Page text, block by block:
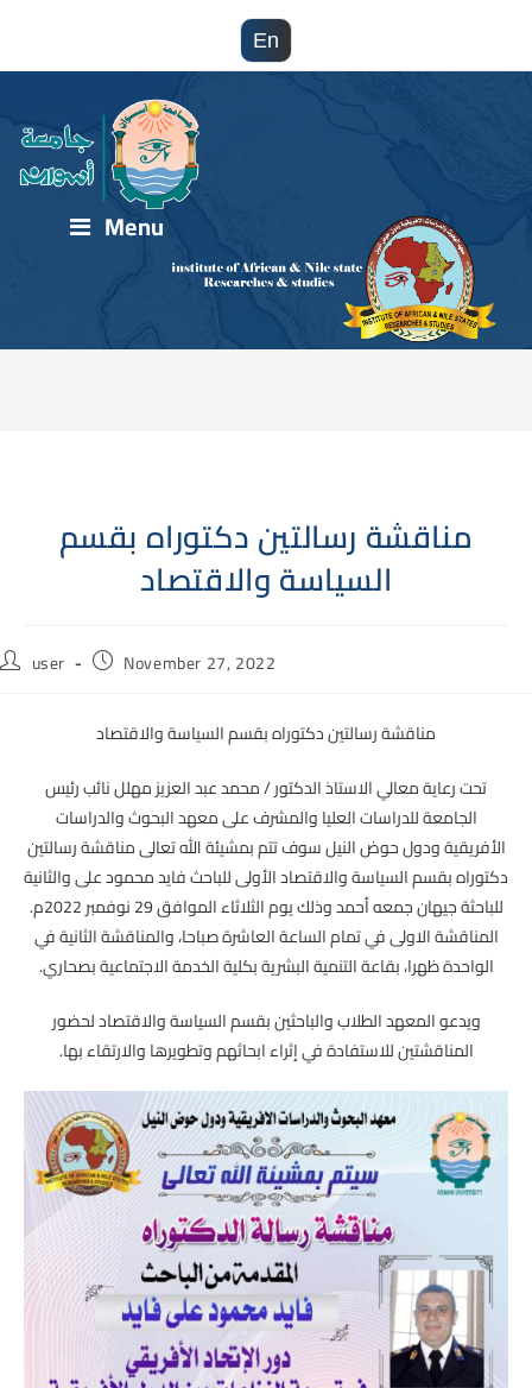
En
Menu
مناقشة رسالتين دكتوراه بقسم
السياسة والاقتصاد
Postuser PostNovember 27, 2022
مناقشة رسالتين دكتوراه بقسم السياسة والاقتصاد
تحت رعاية معالي الاستاذ الدكتور / محمد عبد العزيز مهلل نائب رئيس
الجامعة للدراسات العليا والمشرف على معهد البحوث والدراسات
الأفريقية ودول حوض النيل سوف تتم بمشيئة الله تعالى مناقشة رسالتين
دكتوراه بقسم السياسة والاقتصاد الأولى للباحث فايد محمود على والثانية
للباحثة جيهان جمعه أحمد وذلك يوم الثلاثاء الموافق 29 نوفمبر 2022م.
المناقشة الاولى في تمام الساعة العاشرة صباحا، والمناقشة الثانية في
الواحدة ظهرا، بقاعة التنمية البشرية بكلية الخدمة الاجتماعية بصحاري.
ويدعو المعهد الطلاب والباحثين بقسم السياسة والاقتصاد لحضور
المناقشتين للاستفادة في إثراء ابحاثهم وتطويرها والارتقاء بها.